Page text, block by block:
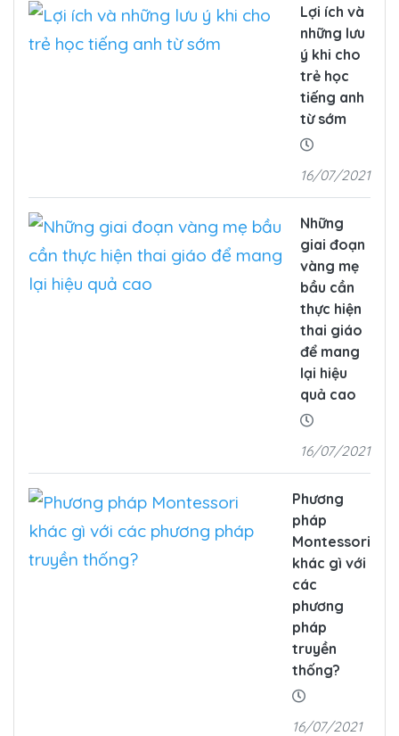
Lợi ích và
những lưu
ý khi cho
trẻ học
tiếng anh
từ sớm
16/07/2021
Những
giai đoạn
vàng mẹ
bầu cần
thực hiện
thai giáo
để mang
lại hiệu
quả cao
16/07/2021
Phương
pháp
Montessori
khác gì với
các
phương
pháp
truyền
thống?
16/07/2021